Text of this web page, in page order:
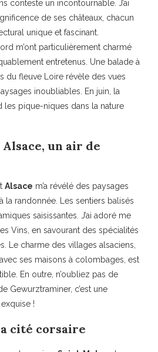
conteste un incontournable. J’ai
de ses châteaux, chacun
unique et fascinant.
m’ont particulièrement charmé
entretenus. Une balade à
du fleuve Loire révèle des vues
inoubliables. En juin, la
les pique-niques dans la nature
Alsace, un air de
Alsace m’a révélé des paysages
la randonnée. Les sentiers balisés
saisissantes. J’ai adoré me
Vins, en savourant des spécialités
Le charme des villages alsaciens,
ses maisons à colombages, est
En outre, n’oubliez pas de
Gewurztraminer, c’est une
!
cité corsaire